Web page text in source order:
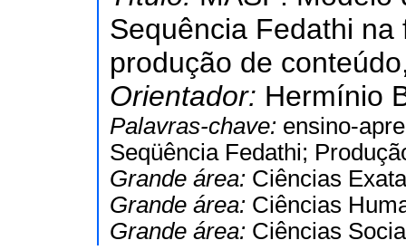
Sequência Fedathi
produção de
Orientador: Hermínio
Palavras-chave: ensino-
Seqüência Fedathi;
Grande área: Ciências
Grande área: Ciências
Grande área: Ciências